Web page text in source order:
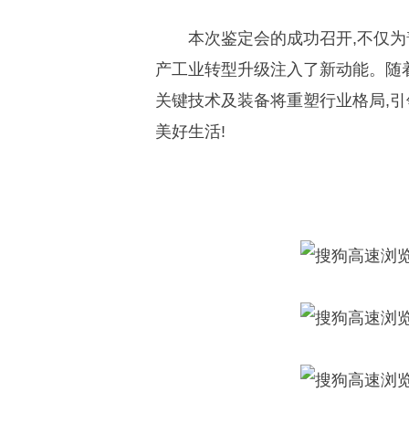
本次鉴定会的成功召开,不仅
产工业转型升级注入了新动能。
关键技术及装备将重塑行业格局,
美好生活!